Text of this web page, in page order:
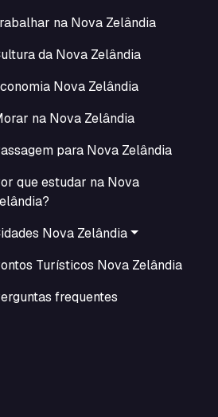
na Nova Zelândia
da Nova Zelândia
Nova Zelândia
na Nova Zelândia
para Nova Zelândia
que estudar na Nova
Nova Zelândia
Turísticos Nova Zelândia
frequentes